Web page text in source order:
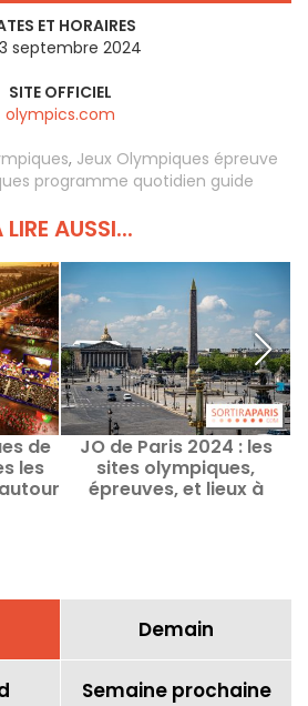
ET HORAIRES
septembre 2024
SITE OFFICIEL
olympics.com
, Jeux Olympiques épreuve
programme quotidien guide
LIRE AUSSI...
de
les
JO de Paris 2024 : les
sites olympiques,
épreuves, et lieux à
Demain
Semaine prochaine